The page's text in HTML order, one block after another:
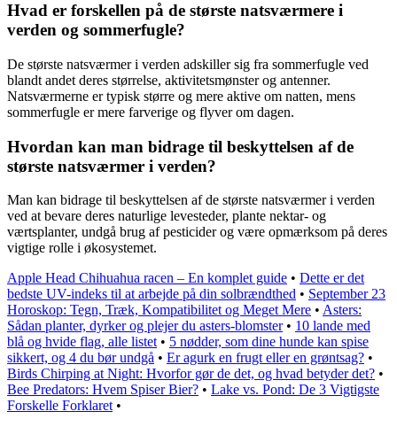
Hvad er forskellen på de største natsværmere i
verden og sommerfugle?
De største natsværmer i verden adskiller sig fra sommerfugle ved
blandt andet deres størrelse, aktivitetsmønster og antenner.
Natsværmerne er typisk større og mere aktive om natten, mens
sommerfugle er mere farverige og flyver om dagen.
Hvordan kan man bidrage til beskyttelsen af de
største natsværmer i verden?
Man kan bidrage til beskyttelsen af de største natsværmer i verden
ved at bevare deres naturlige levesteder, plante nektar- og
værtsplanter, undgå brug af pesticider og være opmærksom på deres
vigtige rolle i økosystemet.
Apple Head Chihuahua racen – En komplet guide • Dette er det
bedste UV-indeks til at arbejde på din solbrændthed • September 23
Horoskop: Tegn, Træk, Kompatibilitet og Meget Mere • Asters:
Sådan planter, dyrker og plejer du asters-blomster• 10 lande med
blå og hvide flag, alle listet • 5 nødder, som dine hunde kan spise
sikkert, og 4 du bør undgå • Er agurk en frugt eller en grøntsag? •
Birds Chirping at Night: Hvorfor gør de det, og hvad betyder det? •
Bee Predators: Hvem Spiser Bier? • Lake vs. Pond: De 3 Vigtigste
Forskelle Forklaret •